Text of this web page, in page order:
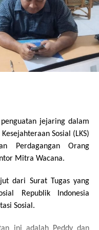
jejaring dalam
Sosial (LKS)
Perdagangan Orang
Mitra Wacana.
dari Surat Tugas yang
Republik Indonesia
Sosial.